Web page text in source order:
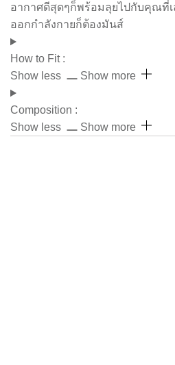
อากาศดีสุดๆก็พร้อมลุยไปกับคุณที่
ออกกำลังกายก็ต้องมันส์
How to Fit :
Composition :